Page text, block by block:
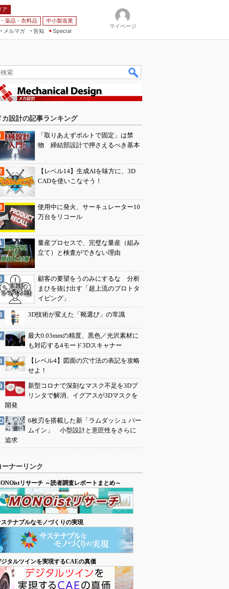
ア
薬品・衣料品
中小製造業
メルマガ
告知 Special
マイページ
カ設計の記事ランキング
「取りあえずボルトで固定」は禁
物 締結部設計で押さえるべき基本
【レベル14】生成AIを味方に、3D
CADを使いこなそう！
使用中に発火、サーキュレーター10
万台をリコール
量産プロセスで、完璧な量産（組み
立て）と検査ができない理由
顧客の要望をうのみにするな 分析
まひを抜け出す「超上流のプロトタ
イピング」
3D技術が変えた「靴選び」の常識
最大0.03mmの精度、黒色／光沢素材に
も対応する4モード3Dスキャナー
【レベル4】図面の穴寸法の表記を攻略
せよ！
新型コロナで深刻なマスク不足を3Dプ
リンタで解消、イグアスが3Dマスクを
開発
6枚刃を搭載した新「ラムダッシュ パー
ムイン」 小型設計と意匠性をさらに
追求
ーナーリンク
リサーチ ～読者調査レポートまとめ～
テナブルなモノづくりの実現
タルツインを実現するCAEの真価